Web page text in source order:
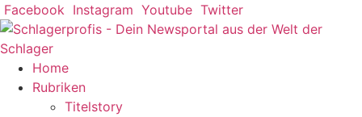
Zum
Inhalt
springen
Facebook Instagram Youtube Twitter
Home
Rubriken
Titelstory